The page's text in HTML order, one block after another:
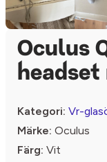
Oculus
Kategori: Vr-
Märke: Oculus
Färg: Vit